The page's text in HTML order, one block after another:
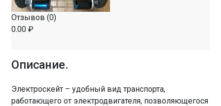
Отзывов (0)
0.00 ₽
Описание.
Электроскейт – удобный вид транспорта,
работающего от электродвигателя, позволяющегося